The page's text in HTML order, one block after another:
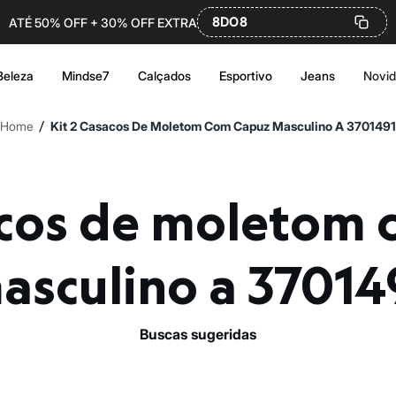
ATÉ 50% OFF + 30% OFF EXTRA 8DO8
Mindse7 Calçados Esportivo Jeans
Home / Kit 2 Casacos De Moletom Com Capuz Masculino A 3701491
a
buscas sugeridas